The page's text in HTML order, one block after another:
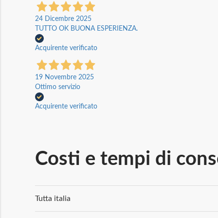
24 Dicembre 2025
TUTTO OK BUONA ESPERIENZA.
Acquirente verificato
19 Novembre 2025
Ottimo servizio
Acquirente verificato
Costi e tempi di
Tutta italia